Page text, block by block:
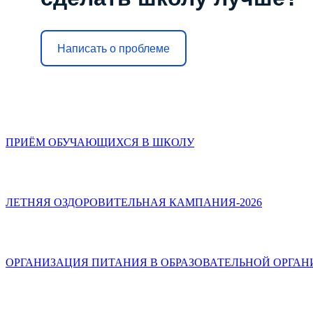
Написать о проблеме
ПРИЁМ ОБУЧАЮЩИХСЯ В ШКОЛУ
ЛЕТНЯЯ ОЗДОРОВИТЕЛЬНАЯ КАМПАНИЯ-2026
ОРГАНИЗАЦИЯ ПИТАНИЯ В ОБРАЗОВАТЕЛЬНОЙ